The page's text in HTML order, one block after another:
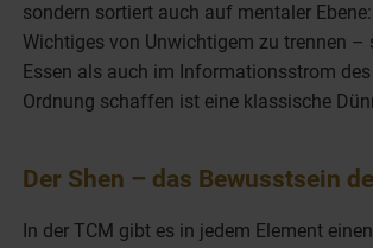
sondern sortiert auch auf mentaler
Wichtiges von Unwichtigem zu trennen –
Essen als auch im Informationsstrom
Ordnung schaffen ist eine klassische
Der Shen – das Bewusstsein
In der TCM gibt es in jedem Element